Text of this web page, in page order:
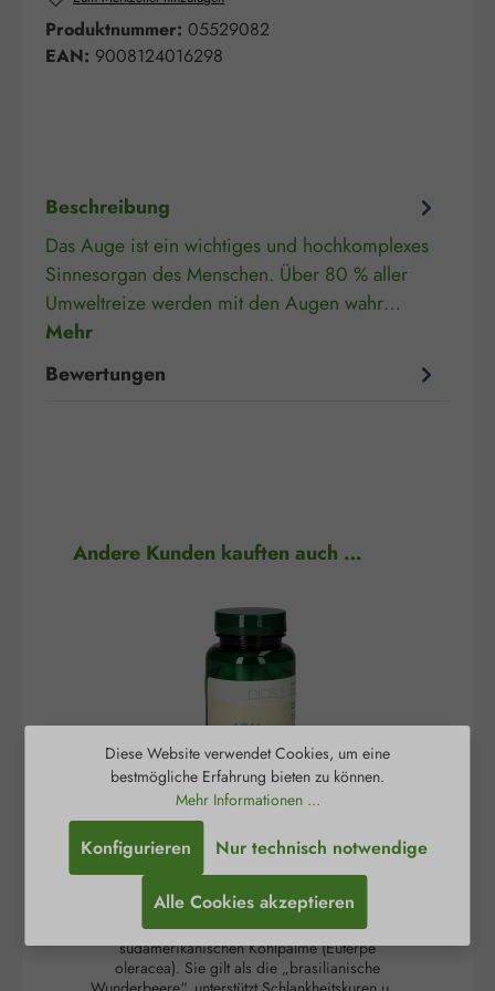
Produktnummer: 05529082
EAN: 9008124016298
Beschreibung
Das Auge ist ein wichtiges und hochkomplexes
Sinnesorgan des Menschen. Über 80 % aller
Umweltreize werden mit den Augen wahr…
Mehr
Bewertungen
Produktgalerie überspringen
Andere Kunden kauften auch …
Acai 350 mg Kapseln
Die Acai-Beere ist die schwarz-violette Frucht der
südamerikanischen Kohlpalme (Euterpe
oleracea). Sie gilt als die „brasilianische
Diese Website verwendet Cookies, um eine
bestmögliche Erfahrung bieten zu können.
Mehr Informationen ...
Nur technisch notwendige
Konfigurieren
Alle Cookies akzeptieren